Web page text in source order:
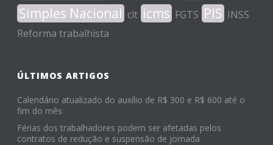
Simples Nacional clt icms FGTS PIS INSS
Reforma trabalhista
ÚLTIMOS ARTIGOS
Calendário atualizado do auxílio de R$ 300 e R$ 600 até o
fim do mês
Férias dos trabalhadores podem ser afetadas pelos
contratos de redução e suspensão de jornada